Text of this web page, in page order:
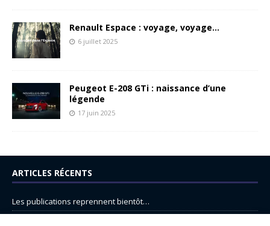
Renault Espace : voyage, voyage…
6 juillet 2025
Peugeot E-208 GTi : naissance d’une
légende
17 juin 2025
ARTICLES RÉCENTS
Les publications reprennent bientôt…